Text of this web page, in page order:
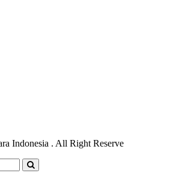
Indonesia . All Right Reserve